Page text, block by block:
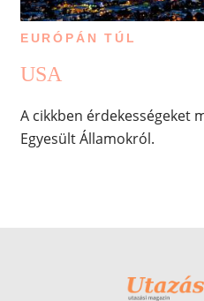
EURÓPÁN TÚL
USA
A cikkben érdekességeket
Egyesült Államokról.